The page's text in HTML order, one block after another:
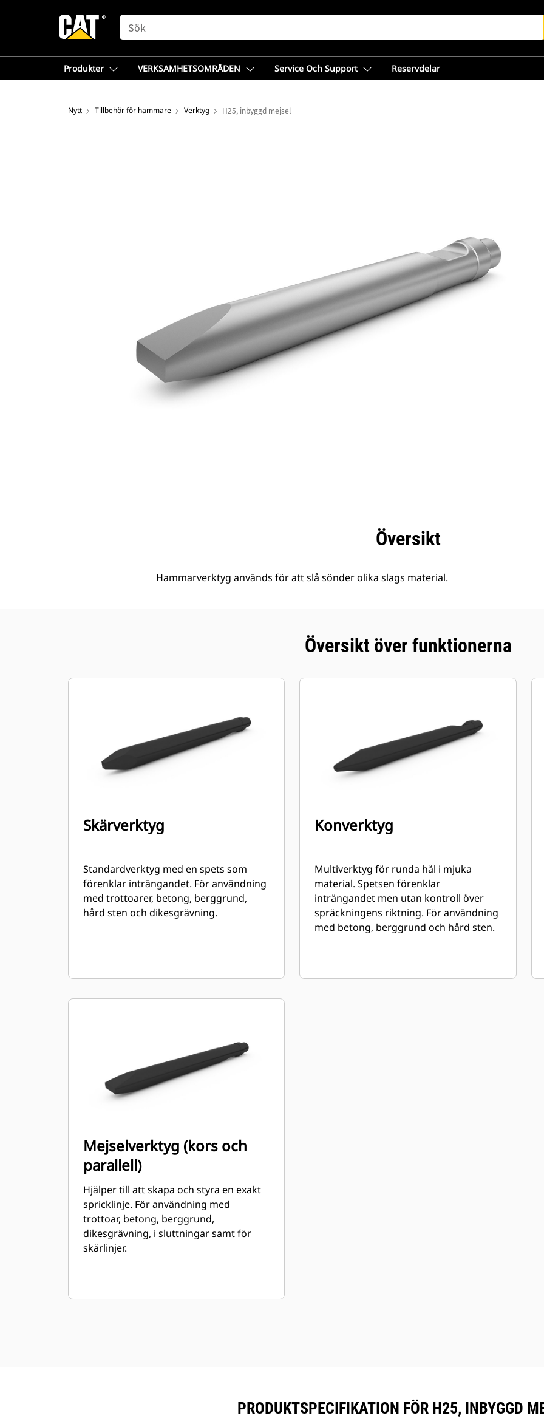
SEARCH
Produkter VERKSAMHETSOMRÅDEN Service Och Support Reservdelar
Nytt Tillbehör för hammare Verktyg H25, inbyggd mejsel
SpecifikationerÖversikt
Hammarverktyg används för att slå sönder olika slags material.
Översikt över funktionerna
Skärverktyg
Standardverktyg med en spets som
förenklar inträngandet. För användning
med trottoarer, betong, berggrund,
hård sten och dikesgrävning.
Konverktyg
Multiverktyg för runda hål i mjuka
material. Spetsen förenklar
inträngandet men utan kontroll över
spräckningens riktning. För användning
med betong, berggrund och hård sten.
Mejselverktyg (kors och
parallell)
Hjälper till att skapa och styra en exakt
spricklinje. För användning med
trottoar, betong, berggrund,
dikesgrävning, i sluttningar samt för
skärlinjer.
PRODUKTSPECIFIKATION FÖR H25, INBYGGD